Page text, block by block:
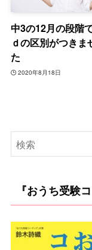
中3の12月の段階
ｄの区別がつきま
た
2020年8月18日
『おうち受験